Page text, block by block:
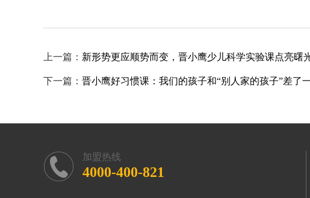
上一篇： 新形势更应顺势而变，晋小鹰少儿科学实验课点亮曙
下一篇： 晋小鹰好习惯课：我们的孩子和“别人家的孩子”差了
加盟热线
4000-400-821